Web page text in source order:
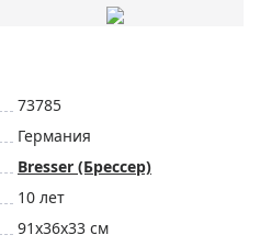
73785
Германия
Bresser (Брессер)
10 лет
91x36x33 см